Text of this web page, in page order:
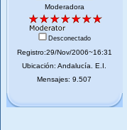
Moderadora
Desconectado
Registro:29/Nov/2006~16:31
Ubicación: Andalucí­a. E.I.
Mensajes: 9.507